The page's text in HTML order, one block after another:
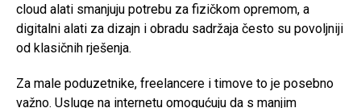
cloud alati smanjuju potrebu za fizičkom opremom, a
digitalni alati za dizajn i obradu sadržaja često su povoljniji
od klasičnih rješenja.
Za male poduzetnike, freelancere i timove to je posebno
važno. Usluge na internetu omogućuju da s manjim